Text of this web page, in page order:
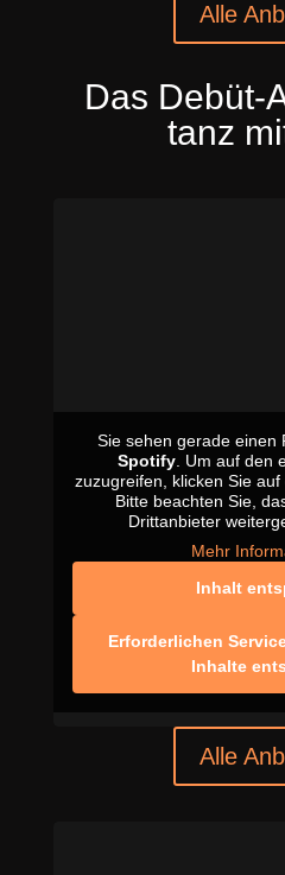
Alle
Das Debüt-
tanz
Sie sehen gerade einen
Spotify. Um auf den
zuzugreifen, klicken Sie auf
Bitte beachten Sie,
Drittanbieter
Mehr
Inhalt
Erforderlichen
Inhalte
Alle